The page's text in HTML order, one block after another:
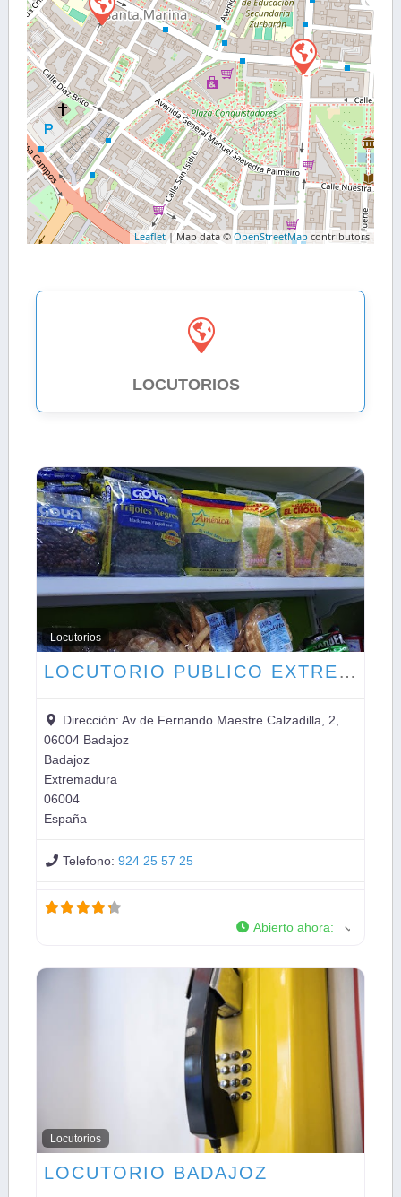
Leaflet | Map data ©OpenStreetMap contributors
LOCUTORIOS
Locutorios
LOCUTORIO PUBLICO EXTREMEÑO S.L.
Dirección:Av de Fernando Maestre Calzadilla, 2,
06004 Badajoz
Badajoz
Extremadura
06004
España
Telefono:924 25 57 25
Abierto ahora:
Locutorios
LOCUTORIO BADAJOZ